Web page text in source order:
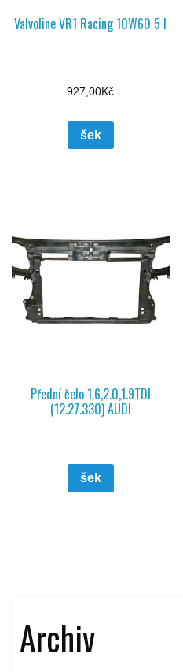
Valvoline VR1 Racing 10W60 5 l
927,00Kč
šek
Přední čelo 1.6,2.0,1.9TDI
(12.27.330) AUDI
šek
Archiv